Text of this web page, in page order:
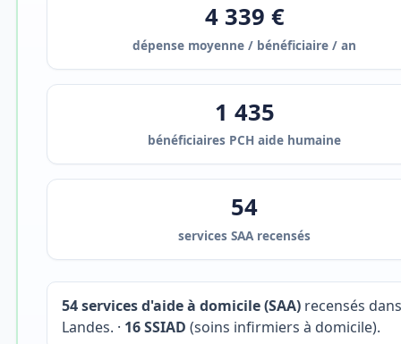
4 339 €
dépense moyenne / bénéficiaire / an
1 435
bénéficiaires PCH aide humaine
54
services SAA recensés
54 services d'aide à domicile (SAA) recensés
Landes. · 16 SSIAD (soins infirmiers à domicile).